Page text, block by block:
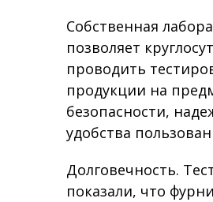
Собственная
позволяет
проводить
продукции на
безопасности,
удобства
Долговечность.
показали, что